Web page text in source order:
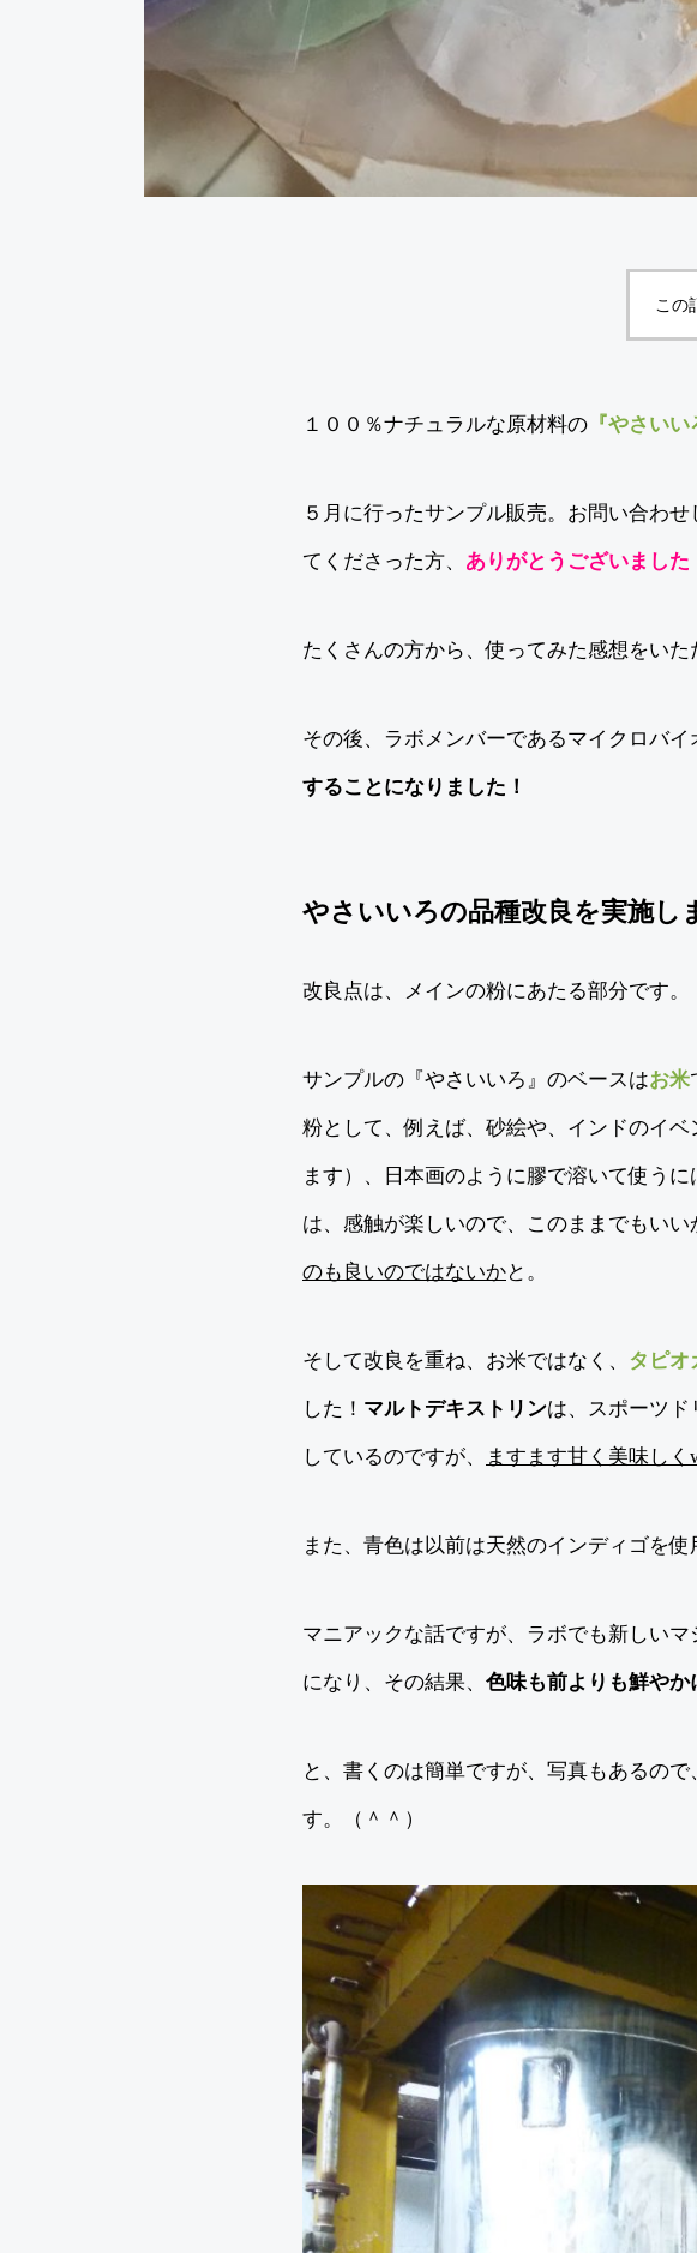
この
１００％ナチュラルな原材料の 『やさいい
５月に行ったサンプル販売。お問い合わ
てくださった方、 ありがとうございました
たくさんの方から、使ってみた感想をいた
その後、ラボメンバーであるマイクロバ
することになりました！
やさいいろの品種改良を実施し
改良点は、メインの粉にあたる部分です。
サンプルの『やさいいろ』のベースはお米
粉として、例えば、砂絵や、インドのイ
ます）、日本画のように膠で溶いて使う
は、感触が楽しいので、このままでもい
のも良いのではないかと。
そして改良を重ね、お米ではなく、 タピオ
した！ マルトデキストリンは、スポーツド
しているのですが、 ますます甘く美味し
また、青色は以前は天然のインディゴを
マニアックな話ですが、ラボでも新しい
になり、その結果、 色味も前よりも鮮やか
と、書くのは簡単ですが、写真もあるの
す。（＾＾）